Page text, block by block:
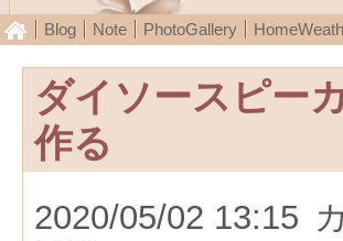
Blog Note PhotoGallery
ダイソースピー
作る
2020/05/02 13:15